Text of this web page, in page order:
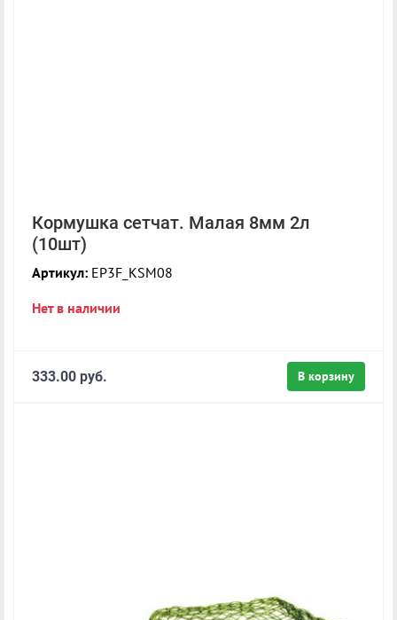
Кормушка сетчат. Малая 8мм 2л
(10шт)
Артикул: EP3F_KSM08
Нет в наличии
В корзину
333.00 руб.